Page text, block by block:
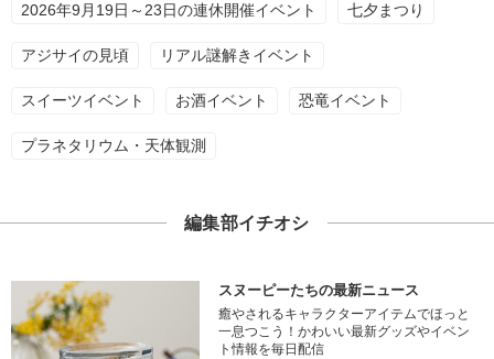
2026年9月19日～23日の連休開催イベント 七夕まつり
アジサイの見頃 リアル謎解きイベント
スイーツイベント お酒イベント 恐竜イベント
プラネタリウム・天体観測
編集部イチオシ
スヌーピーたちの最新ニュース
癒やされるキャラクターアイテムでほっと
一息つこう！かわいい最新グッズやイベン
ト情報を毎日配信